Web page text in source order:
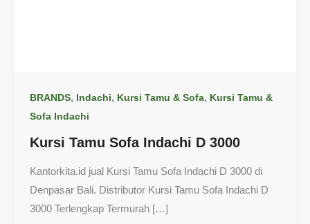
BRANDS, Indachi, Kursi Tamu & Sofa, Kursi Tamu &
Sofa Indachi
Kursi Tamu Sofa Indachi D 3000
Kantorkita.id jual Kursi Tamu Sofa Indachi D 3000 di
Denpasar Bali. Distributor Kursi Tamu Sofa Indachi D
3000 Terlengkap Termurah […]